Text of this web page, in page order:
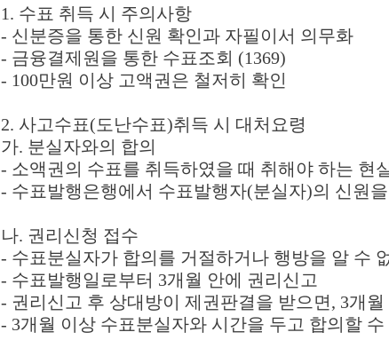
1. 수표 취득 시 주의사항
- 신분증을 통한 신원 확인과 자필이서 의무화
- 금융결제원을 통한 수표조회 (1369)
- 100만원 이상 고액권은 철저히 확인
2. 사고수표(도난수표)취득 시 대처요령
가. 분실자와의 합의
- 소액권의 수표를 취득하였을 때 취해야 하는 현
- 수표발행은행에서 수표발행자(분실자)의 신원
나. 권리신청 접수
- 수표분실자가 합의를 거절하거나 행방을 알 수
- 수표발행일로부터 3개월 안에 권리신고
- 권리신고 후 상대방이 제권판결을 받으면, 3개
- 3개월 이상 수표분실자와 시간을 두고 합의할